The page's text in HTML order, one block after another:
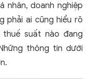
nhân, doanh nghiệp
phải ai cũng hiểu rõ
suất nào đang
thông tin dưới